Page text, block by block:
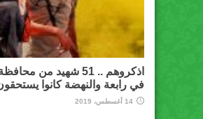
اذكروهم .. 51 شهيد من
في رابعة والنهضة كانوا
14 أغسطس، 2019